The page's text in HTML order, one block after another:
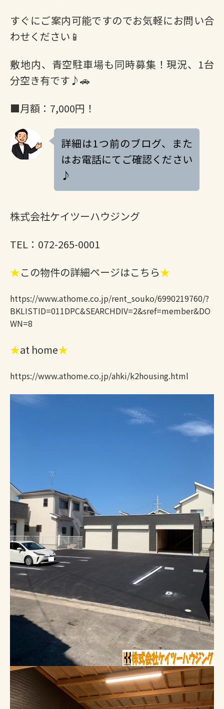
すぐにご案内可能ですのでお気軽にお問い合
わせください📱
敷地内、青空駐車場も同時募集！現況、1台
分空き有です♪🚗
■月額：7,000円！
詳細は1つ前のブログ、また
はお電話にてご確認ください
♪
株式会社ケイツーハウジング
TEL：072-265-0001
★この物件の詳細ページはこちら★
https://www.athome.co.jp/rent_souko/6990219760/?
BKLISTID=011DPC&SEARCHDIV=2&sref=member&DO
WN=8
★at home★
https://www.athome.co.jp/ahki/k2housing.html